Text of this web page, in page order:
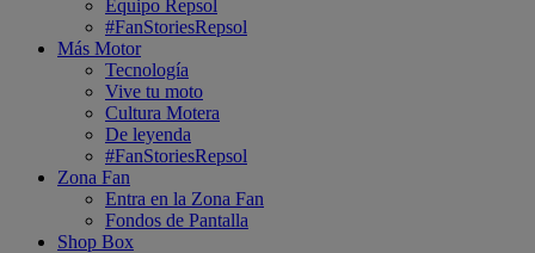
Equipo Repsol
#FanStoriesRepsol
Más Motor
Tecnología
Vive tu moto
Cultura Motera
De leyenda
#FanStoriesRepsol
Zona Fan
Entra en la Zona Fan
Fondos de Pantalla
Shop Box